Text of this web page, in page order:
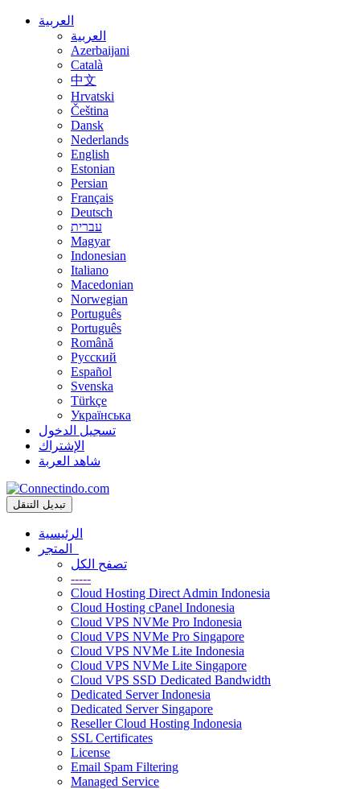
العربية
العربية
Azerbaijani
Català
中文
Hrvatski
Čeština
Dansk
Nederlands
English
Estonian
Persian
Français
Deutsch
עברית
Magyar
Indonesian
Italiano
Macedonian
Norwegian
Português
Português
Română
Русский
Español
Svenska
Türkçe
Українська
تسجيل الدخول
الإشتراك
شاهد العربة
تبديل التنقل
الرئيسية
تصفح الكل
-----
Cloud Hosting Direct Admin Indonesia
Cloud Hosting cPanel Indonesia
Cloud VPS NVMe Pro Indonesia
Cloud VPS NVMe Pro Singapore
Cloud VPS NVMe Lite Indonesia
Cloud VPS NVMe Lite Singapore
Cloud VPS SSD Dedicated Bandwidth
Dedicated Server Indonesia
Dedicated Server Singapore
Reseller Cloud Hosting Indonesia
SSL Certificates
License
Email Spam Filtering
Managed Service